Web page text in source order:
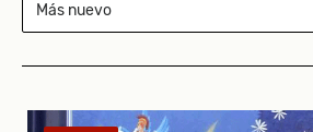
Más nuevo